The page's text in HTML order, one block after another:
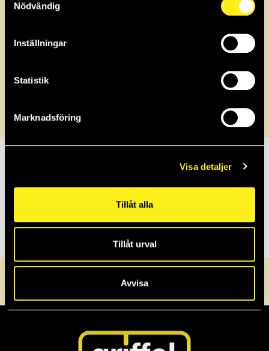
Nödvändig
Inställningar
Statistik
Marknadsföring
Visa detaljer
Tillåt alla
Tillåt urval
Avvisa
2021
2020
info@griffel.se